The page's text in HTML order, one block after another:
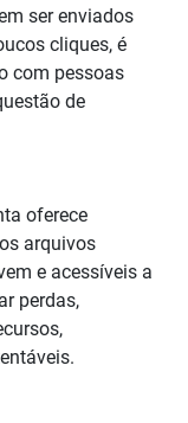
ser enviados
cliques, é
com pessoas
de
oferece
arquivos
e acessíveis a
perdas,